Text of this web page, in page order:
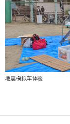
地震模拟车体验